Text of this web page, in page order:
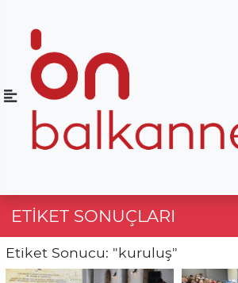
ETIKET SONUÇLARI
Etiket Sonucu: "kuruluş"